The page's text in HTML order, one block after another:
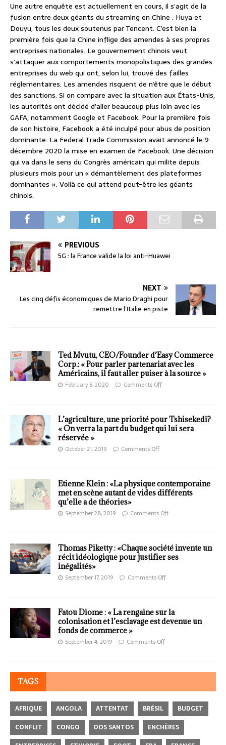
Une autre enquête est actuellement en cours, il s’agit de la
fusion entre deux géants du streaming en Chine : Huya et
Douyu, tous les deux soutenus par Tencent. C’est bien la
première fois que la Chine inflige des amendes à ses propres
entreprises nationales. Le gouvernement chinois veut
s’attaquer aux comportements monopolistiques des grandes
entreprises du web qui ont, selon lui, trouvé des failles
réglementaires. Les amendes risquent de n’être que le début
des sanctions. Si on compare avec la situation aux États-Unis,
les autorités ont décidé d’aller beaucoup plus loin avec les
GAFA, notamment Google et Facebook. Pour la première fois
de son histoire, Facebook a été inculpé pour abus de position
dominante. La Federal Trade Commission avait annoncé le 9
décembre 2020 la mise en examen de Facebook. Une décision
qui va dans le sens du Congrès américain qui milite depuis
plusieurs mois pour un « démantèlement des plateformes
dominantes ». Voilà ce qui attend peut-être les géants
chinois.
PREVIOUS
5G : la France valide la loi anti-Huawei
NEXT
Les cinq défis économiques de Mario Draghi pour
remettre l’Italie en piste
Ted Mvutu, CEO/Founder d’Easy Commerce
Corp.: « Pour parler partenariat avec les
Américains, il faut aller puiser à la source »
February 5, 2020 Comments Off
L’agriculture, une priorité pour Tshisekedi?
« On verra la part du budget qui lui sera
réservée »
October 21, 2019 Comments Off
Etienne Klein : «La physique contemporaine
met en scène autant de vides différents
qu’elle a de théories»
September 28, 2019 Comments Off
Thomas Piketty : «Chaque société invente un
récit idéologique pour justifier ses
inégalités»
September 17, 2019 Comments Off
Fatou Diome : « La rengaine sur la
colonisation et l’esclavage est devenue un
fonds de commerce »
September 4, 2019 Comments Off
TAGS
AFRIQUE ANGOLA ATTENTAT BRÉSIL
BUDGET
CONFLIT
CONGO DOS SANTOS
ENCHÈRES